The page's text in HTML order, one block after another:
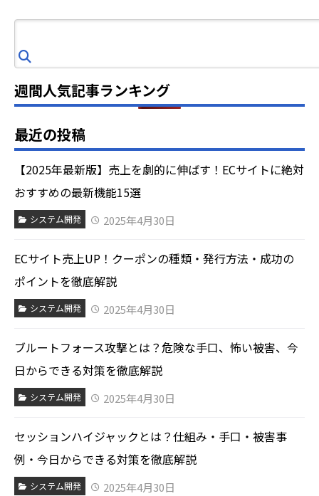
索
週間人気記事ランキング
最近の投稿
【2025年最新版】売上を劇的に伸ばす！ECサイトに絶対
おすすめの最新機能15選
システム開発 2025年4月30日
ECサイト売上UP！クーポンの種類・発行方法・成功の
ポイントを徹底解説
システム開発 2025年4月30日
ブルートフォース攻撃とは？危険な手口、怖い被害、今
日からできる対策を徹底解説
システム開発 2025年4月30日
セッションハイジャックとは？仕組み・手口・被害事
例・今日からできる対策を徹底解説
システム開発 2025年4月30日